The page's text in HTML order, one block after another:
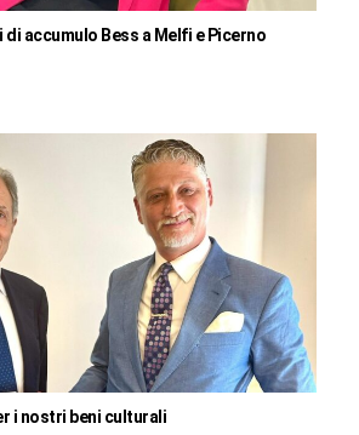
di accumulo Bess a Melfi e Picerno
i nostri beni culturali